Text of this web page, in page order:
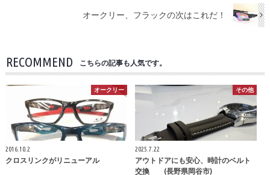
オークリー、フラックの次はこれだ！
RECOMMEND こちらの記事も人気です。
オークリー
2016.10.2
クロスリンクがリニューアル
その他
2025.7.22
アウトドアにも安心、時計のベルト
交換 (長野県岡谷市)